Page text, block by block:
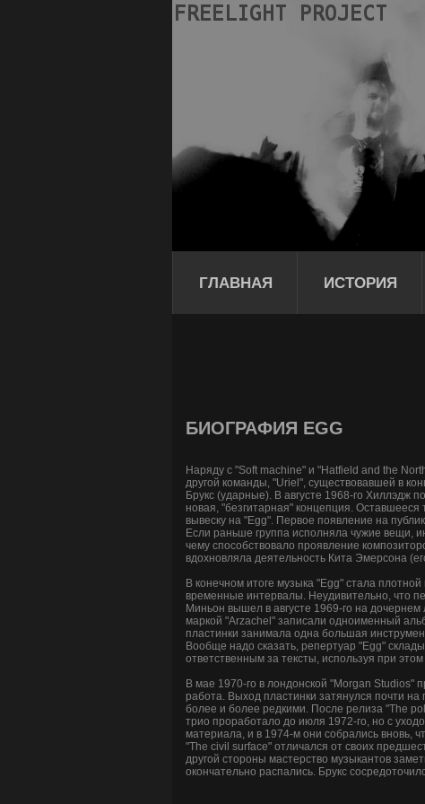
ГЛАВНАЯ ИСТОРИЯ
БИОГРАФИЯ EGG
Наряду с "Soft machine" и "Hatfield and the
другой команды, "Uriel", существовавшей в
Брукс (ударные). В августе 1968-го Хиллэдж
новая, "безгитарная" концепция.
вывеску на "Egg". Первое появление на
Если раньше группа исполняла чужие вещи,
чему способствовало проявление
вдохновляла деятельность Кита Эмерсона
В конечном итоге музыка "Egg" стала
временные интервалы. Неудивительно, что
Миньон вышел в августе 1969-го на
маркой "Arzachel" записали одноименный
пластинки занимала одна большая
Вообще надо сказать, репертуар "Egg"
ответственным за тексты, используя при
В мае 1970-го в лондонской "Morgan Studios"
работа. Выход пластинки затянулся почти
более и более редкими. После релиза "The
трио проработало до июля 1972-го, но с
материала, и в 1974-м они собрались вновь,
"The civil surface" отличался от своих
другой стороны мастерство музыкантов
окончательно распались. Брукс